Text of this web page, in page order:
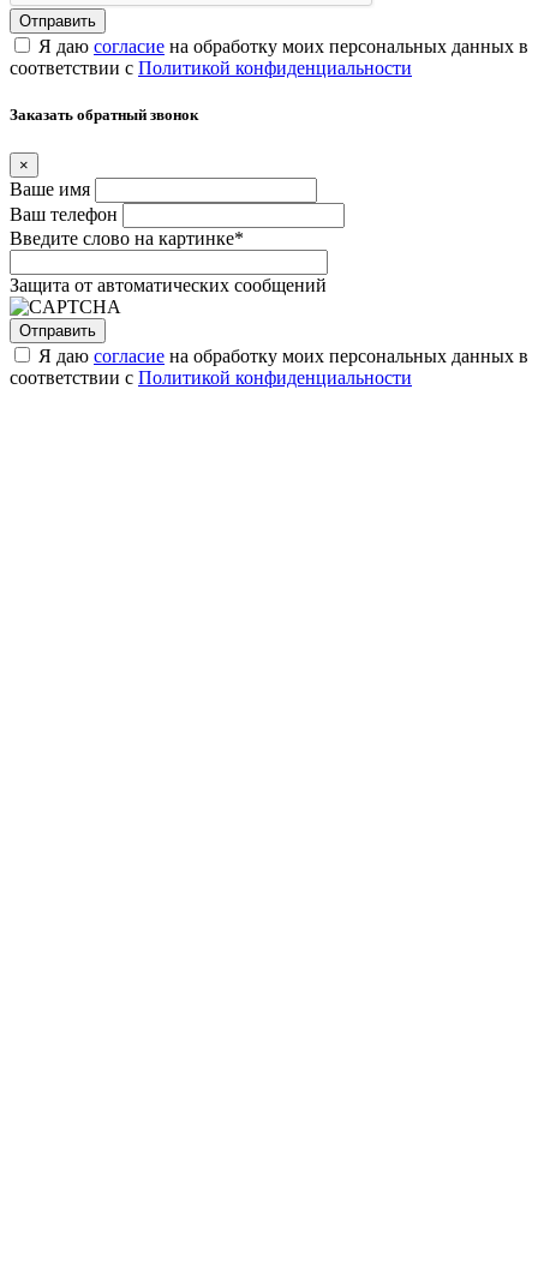
Я даю согласие на обработку моих персональных данных в
соответствии с Политикой конфиденциальности
Заказать обратный звонок
×
Ваше имя
Ваш телефон
Введите слово на картинке*
Защита от автоматических сообщений
Я даю согласие на обработку моих персональных данных в
соответствии с Политикой конфиденциальности